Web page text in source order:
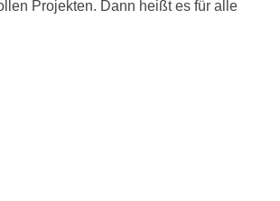
Projekten. Dann heißt es für alle